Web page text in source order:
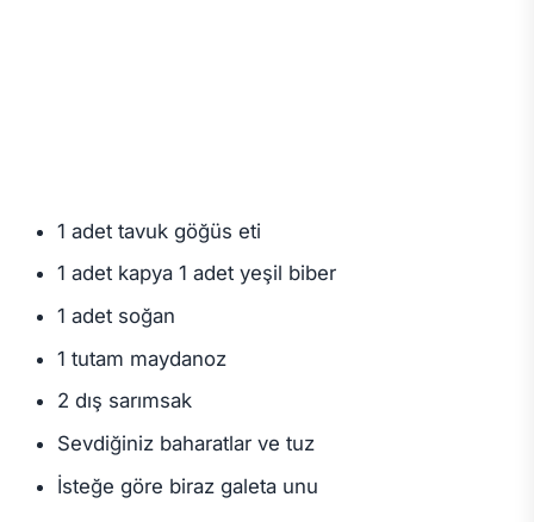
1 adet tavuk göğüs eti
1 adet kapya 1 adet yeşil biber
1 adet soğan
1 tutam maydanoz
2 dış sarımsak
Sevdiğiniz baharatlar ve tuz
İsteğe göre biraz galeta unu